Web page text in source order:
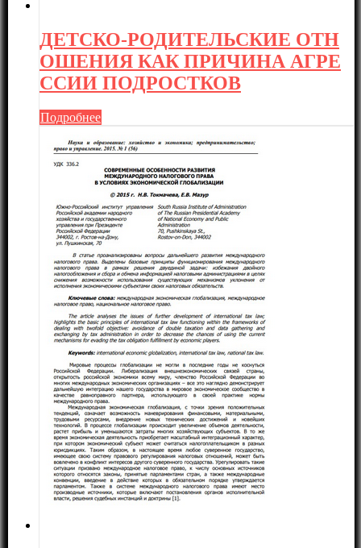
ДЕТСКО-РОДИТЕЛЬСКИЕ ОТН
ОШЕНИЯ КАК ПРИЧИНА АГРЕ
ССИИ ПОДРОСТКОВ
Подробнее